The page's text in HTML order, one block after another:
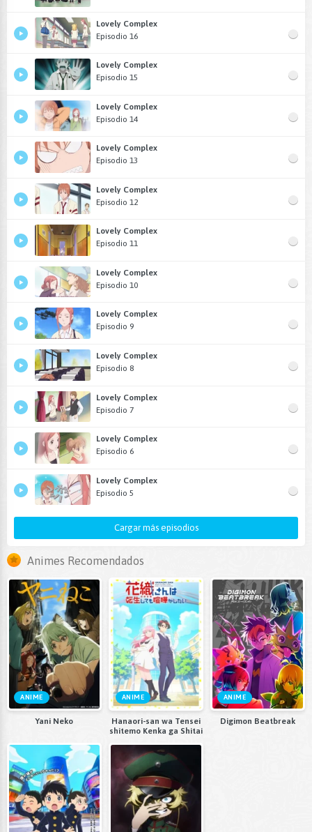
Lovely Complex
Episodio 16
Lovely Complex
Episodio 15
Lovely Complex
Episodio 14
Lovely Complex
Episodio 13
Lovely Complex
Episodio 12
Lovely Complex
Episodio 11
Lovely Complex
Episodio 10
Lovely Complex
Episodio 9
Lovely Complex
Episodio 8
Lovely Complex
Episodio 7
Lovely Complex
Episodio 6
Lovely Complex
Episodio 5
Cargar más episodios
Animes Recomendados
ANIME
Yani Neko
ANIME
Hanaori-san wa Tensei
shitemo Kenka ga Shitai
ANIME
Digimon Beatbreak